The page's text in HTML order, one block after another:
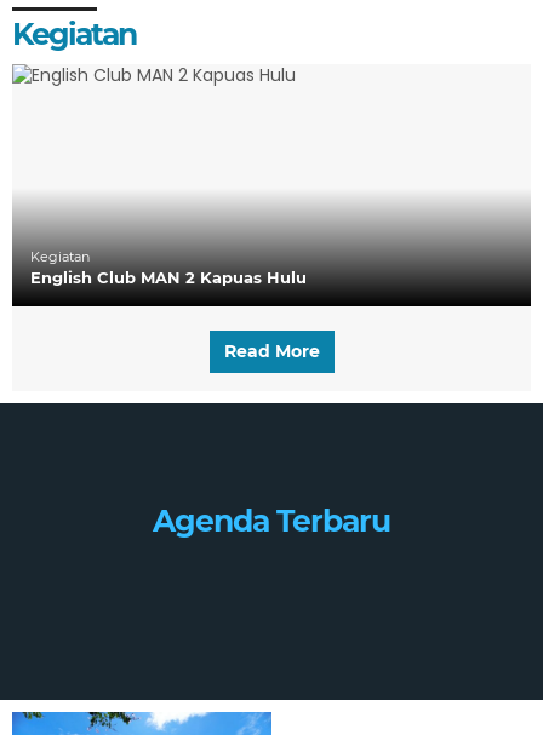
Kegiatan
Kegiatan
English Club MAN 2 Kapuas Hulu
Read More
Agenda Terbaru